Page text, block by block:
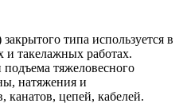
типа используется в
и такелажных работах.
тяжеловесного
натяжения и
канатов, цепей, кабелей.